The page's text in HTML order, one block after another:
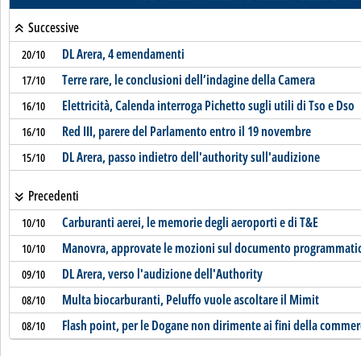
Successive
20/10 DL Arera, 4 emendamenti
17/10 Terre rare, le conclusioni dell’indagine della Camera
16/10 Elettricità, Calenda interroga Pichetto sugli utili di Tso e Dso
16/10 Red III, parere del Parlamento entro il 19 novembre
15/10 DL Arera, passo indietro dell'authority sull'audizione
Precedenti
10/10 Carburanti aerei, le memorie degli aeroporti e di T&E
10/10 Manovra, approvate le mozioni sul documento
09/10 DL Arera, verso l'audizione dell'Authority
08/10 Multa biocarburanti, Peluffo vuole ascoltare il Mimit
08/10 Flash point, per le Dogane non dirimente ai fini della